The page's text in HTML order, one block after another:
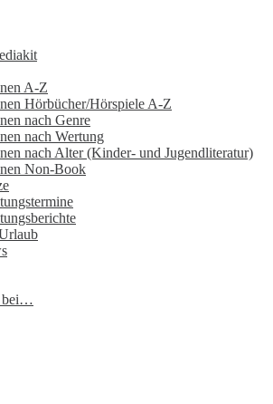
A-Z
Hörbücher/Hörspiele A-Z
nach Genre
nach Wertung
nach Alter (Kinder- und Jugendliteratur)
Non-Book
bei…